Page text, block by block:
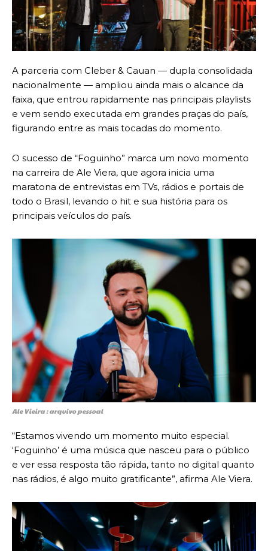
A parceria com Cleber & Cauan — dupla consolidada
nacionalmente — ampliou ainda mais o alcance da
faixa, que entrou rapidamente nas principais playlists
e vem sendo executada em grandes praças do país,
figurando entre as mais tocadas do momento.
O sucesso de “Foguinho” marca um novo momento
na carreira de Ale Viera, que agora inicia uma
maratona de entrevistas em TVs, rádios e portais de
todo o Brasil, levando o hit e sua história para os
principais veículos do país.
Ale Vieira : arquivo pessoal
“Estamos vivendo um momento muito especial.
‘Foguinho’ é uma música que nasceu para o público
e ver essa resposta tão rápida, tanto no digital quanto
nas rádios, é algo muito gratificante”, afirma Ale Viera.